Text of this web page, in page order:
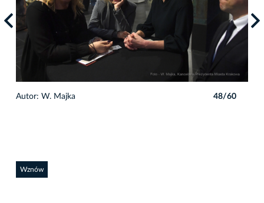
Autor: W. Majka 48/60
Wznów